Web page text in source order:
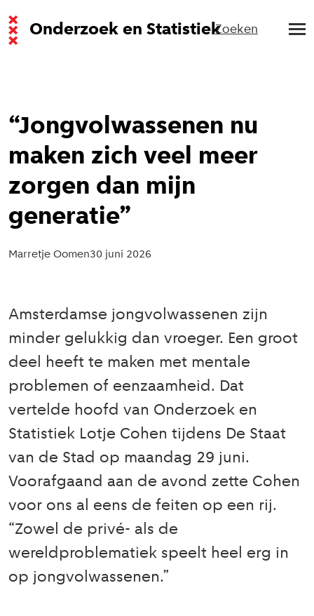
Onderzoek en StatistiekZoeken
“Jongvolwassenen nu
maken zich veel meer
zorgen dan mijn
generatie”
Marretje Oomen30 juni 2026
Amsterdamse jongvolwassenen zijn
minder gelukkig dan vroeger. Een groot
deel heeft te maken met mentale
problemen of eenzaamheid. Dat
vertelde hoofd van Onderzoek en
Statistiek Lotje Cohen tijdens De Staat
van de Stad op maandag 29 juni.
Voorafgaand aan de avond zette Cohen
voor ons al eens de feiten op een rij.
“Zowel de privé- als de
wereldproblematiek speelt heel erg in
op jongvolwassenen.”